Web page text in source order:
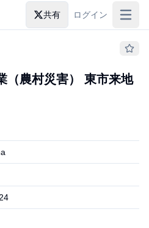
共有 ログイン
（農村災害） 東市来地